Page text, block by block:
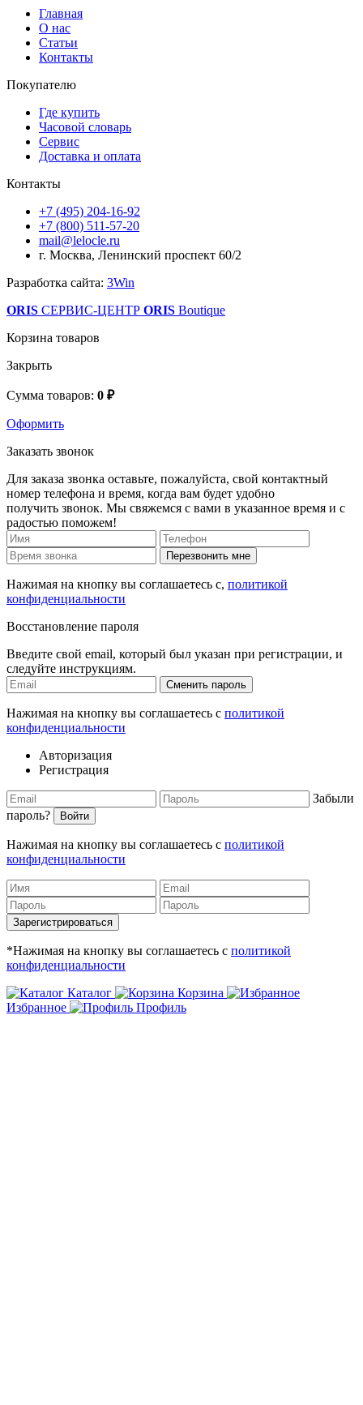
Главная
О нас
Статьи
Контакты
Покупателю
Где купить
Часовой словарь
Сервис
Доставка и оплата
Контакты
+7 (495) 204-16-92
+7 (800) 511-57-20
mail@lelocle.ru
г. Москва, Ленинский проспект 60/2
Разработка сайта: 3Win
ORIS СЕРВИС-ЦЕНТР ORIS Boutique
Корзина товаров
Закрыть
Сумма товаров: 0 ₽
Оформить
Заказать звонок
Для заказа звонка оставьте, пожалуйста, свой контактный
номер телефона и время, когда вам будет удобно
получить звонок. Мы свяжемся с вами в указанное время и с
радостью поможем!
Перезвонить мне
Нажимая на кнопку вы соглашаетесь с, политикой
конфиденциальности
Восстановление пароля
Введите свой email, который был указан при регистрации, и
следуйте инструкциям.
Сменить пароль
Нажимая на кнопку вы соглашаетесь с политикой
конфиденциальности
Авторизация
Регистрация
Забыли
пароль?
Войти
Нажимая на кнопку вы соглашаетесь с политикой
конфиденциальности
Зарегистрироваться
*Нажимая на кнопку вы соглашаетесь с политикой
конфиденциальности
Каталог
Корзина
Избранное
Профиль